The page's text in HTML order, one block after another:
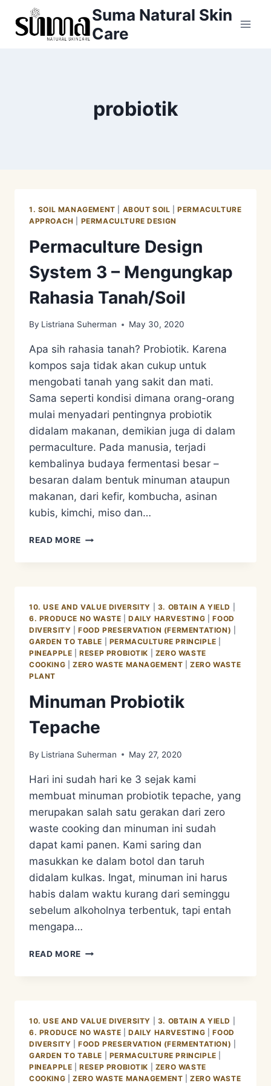
Suma Natural Skin
Care
probiotik
1. SOIL MANAGEMENT ABOUT SOIL |PERMACULTURE
APPROACH
PERMACULTURE DESIGN
Permaculture Design
System 3 – Mengungkap
Rahasia Tanah/Soil
By Listriana Suherman May 30, 2020
Apa sih rahasia tanah? Probiotik. Karena
kompos saja tidak akan cukup untuk
mengobati tanah yang sakit dan mati.
Sama seperti kondisi dimana orang-orang
mulai menyadari pentingnya probiotik
didalam makanan, demikian juga di dalam
permaculture. Pada manusia, terjadi
kembalinya budaya fermentasi besar –
besaran dalam bentuk minuman ataupun
makanan, dari kefir, kombucha, asinan
kubis, kimchi, miso dan…
READ MORE PERMACULTURE
SYSTEM
RAHASIA
TANAH/SOIL
10. USE AND VALUE DIVERSITY 3. OBTAIN A YIELD
6. PRODUCE NO WASTE |DAILY HARVESTING |FOOD
DIVERSITY |FOOD PRESERVATION (FERMENTATION)
GARDEN TO TABLE
PERMACULTURE PRINCIPLE
PINEAPPLE |RESEP PROBIOTIK
ZERO WASTE
COOKING
ZERO WASTE MANAGEMENT |ZERO WASTE
PLANT
Minuman Probiotik
Tepache
By Listriana Suherman May 27, 2020
Hari ini sudah hari ke 3 sejak kami
membuat minuman probiotik tepache, yang
merupakan salah satu gerakan dari zero
waste cooking dan minuman ini sudah
dapat kami panen. Kami saring dan
masukkan ke dalam botol dan taruh
didalam kulkas. Ingat, minuman ini harus
habis dalam waktu kurang dari seminggu
sebelum alkoholnya terbentuk, tapi entah
mengapa…
READ MORE MINUMAN
TEPACHE
10. USE AND VALUE DIVERSITY 3. OBTAIN A YIELD
6. PRODUCE NO WASTE |DAILY HARVESTING |FOOD
DIVERSITY |FOOD PRESERVATION (FERMENTATION)
GARDEN TO TABLE
PERMACULTURE PRINCIPLE
PINEAPPLE |RESEP PROBIOTIK
ZERO WASTE
COOKING
ZERO WASTE MANAGEMENT |ZERO WASTE